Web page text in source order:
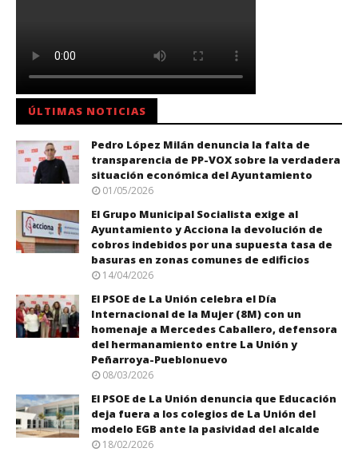
ÚLTIMAS NOTICIAS
Pedro López Milán denuncia la falta de
transparencia de PP-VOX sobre la verdadera
situación económica del Ayuntamiento
01/05/2026
El Grupo Municipal Socialista exige al
Ayuntamiento y Acciona la devolución de
cobros indebidos por una supuesta tasa de
basuras en zonas comunes de edificios
14/04/2026
El PSOE de La Unión celebra el Día
Internacional de la Mujer (8M) con un
homenaje a Mercedes Caballero, defensora
del hermanamiento entre La Unión y
Peñarroya-Pueblonuevo
08/03/2026
El PSOE de La Unión denuncia que Educación
deja fuera a los colegios de La Unión del
modelo EGB ante la pasividad del alcalde
18/02/2026